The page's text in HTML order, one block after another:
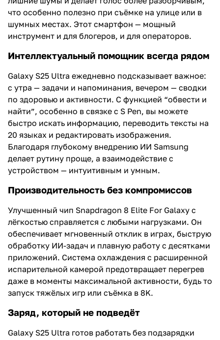
что особенно полезно при съёмке на улице или в
шумных местах. Этот смартфон — мощный
инструмент и для блогеров, и для операторов.
Интеллектуальный помощник всегда рядом
Galaxy S25 Ultra ежедневно подсказывает важное:
с утра — задачи и напоминания, вечером — сводки
по здоровью и активности. С функцией “обвести и
найти”, особенно в связке с S Pen, вы можете
быстро искать информацию, переводить тексты на
20 языках и редактировать изображения.
Благодаря глубокому внедрению ИИ Samsung
делает рутину проще, а взаимодействие с
устройством — интуитивным и умным.
Производительность без компромиссов
Улучшенный чип Snapdragon 8 Elite For Galaxy с
лёгкостью справляется с любыми нагрузками. Он
обеспечивает мгновенный отклик в играх, быструю
обработку ИИ-задач и плавную работу с десятками
приложений. Система охлаждения с расширенной
испарительной камерой предотвращает перегрев
даже в моменты максимальной активности, будь то
запуск тяжёлых игр или съёмка в 8K.
Заряд, который не подведёт
Galaxy S25 Ultra готов работать без подзарядки